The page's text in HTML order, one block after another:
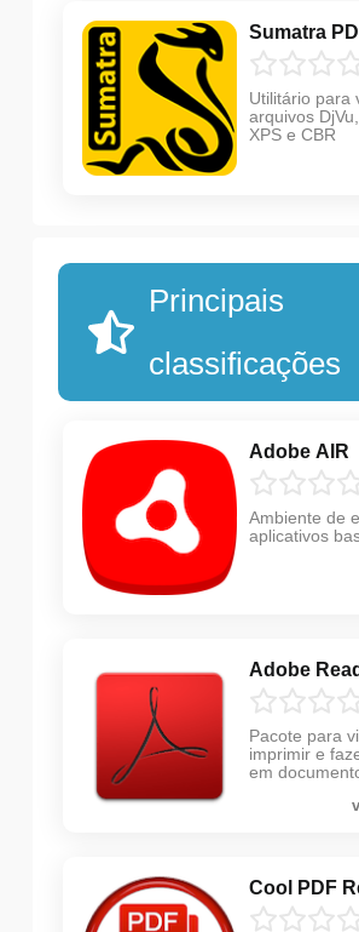
Sumatra
Utilitário para
arquivos
XPS e CBR
Principais
classificações
Adobe AIR
Ambiente de
aplicativos
Adobe
Pacote para
imprimir e
em
Cool PDF